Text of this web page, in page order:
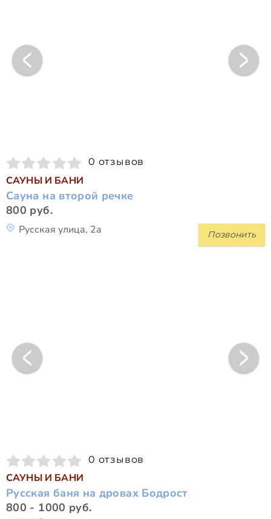
0 отзывов
САУНЫ И БАНИ
Сауна на второй речке
800 руб.
Позвонить
Русская улица, 2а
0 отзывов
САУНЫ И БАНИ
Русская баня на дровах Бодрост
800 - 1000 руб.